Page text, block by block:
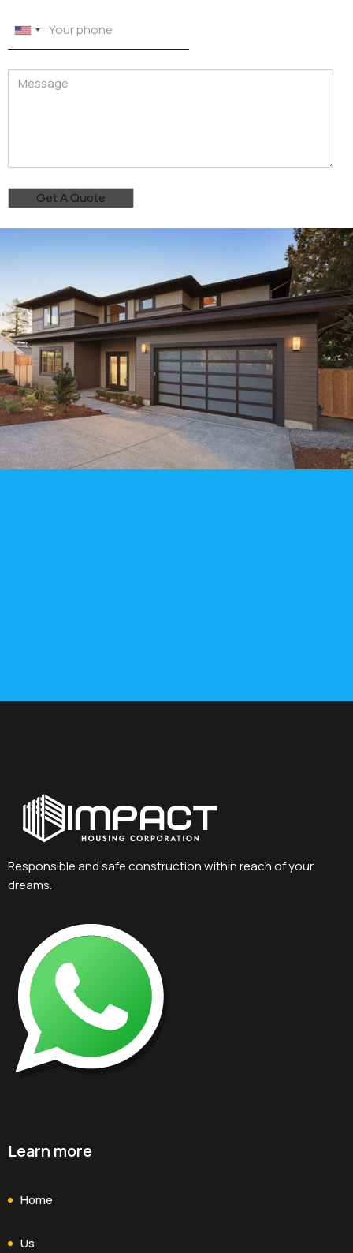
Responsible and safe construction within reach of your
dreams.
Learn more
Home
Us